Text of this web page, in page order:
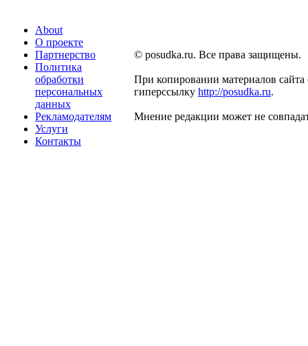
About
О проекте
Партнерство
Политика
обработки
персональных
данных
Рекламодателям
Услуги
Контакты
© posudka.ru. Все права защищены.
При копировании материалов сайта
гиперссылку http://posudka.ru.
Мнение редакции может не